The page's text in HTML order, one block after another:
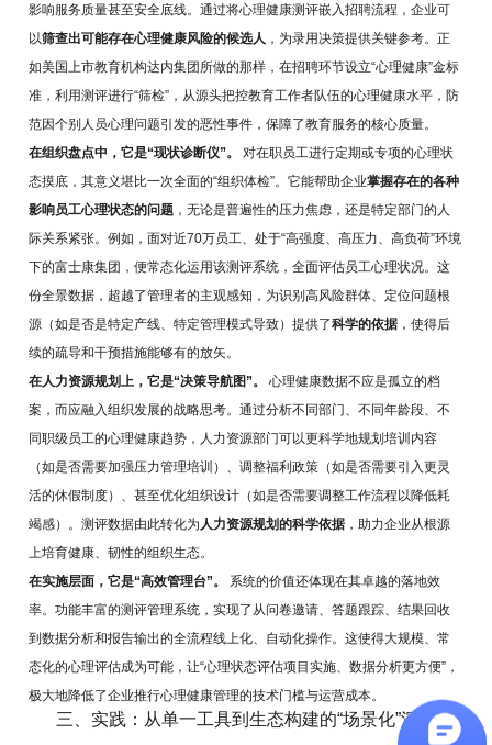
影响服务质量甚至安全底线。通过将心理健康测评嵌入招聘流程，企业可
以筛查出可能存在心理健康风险的候选人 ，为录用决策提供关键参考。正
如美国上市教育机构达内集团所做的那样，在招聘环节设立“心理健康”金标
准，利用测评进行“筛检”，从源头把控教育工作者队伍的心理健康水平，防
范因个别人员心理问题引发的恶性事件，保障了教育服务的核心质量。
在组织盘点中，它是“现状诊断仪”。
对在职员工进行定期或专项的心理状
态摸底，其意义堪比一次全面的“组织体检”。它能帮助企业掌握存在的各种
影响员工心理状态的问题 ，无论是普遍性的压力焦虑，还是特定部门的人
际关系紧张。例如，面对近70万员工、处于“高强度、高压力、高负荷”环境
下的富士康集团，便常态化运用该测评系统，全面评估员工心理状况。这
份全景数据，超越了管理者的主观感知，为识别高风险群体、定位问题根
源（如是否是特定产线、特定管理模式导致）提供了科学的依据 ，使得后
续的疏导和干预措施能够有的放矢。
在人力资源规划上，它是“决策导航图”。
心理健康数据不应是孤立的档
案，而应融入组织发展的战略思考。通过分析不同部门、不同年龄段、不
同职级员工的心理健康趋势，人力资源部门可以更科学地规划培训内容
（如是否需要加强压力管理培训）、调整福利政策（如是否需要引入更灵
活的休假制度）、甚至优化组织设计（如是否需要调整工作流程以降低耗
竭感）。测评数据由此转化为 人力资源规划的科学依据 ，助力企业从根源
上培育健康、韧性的组织生态。
在实施层面，它是“高效管理台”。
系统的价值还体现在其卓越的落地效
率。功能丰富的测评管理系统，实现了从问卷邀请、答题跟踪、结果回收
到数据分析和报告输出的全流程线上化、自动化操作。这使得大规模、常
态化的心理评估成为可能，让“心理状态评估项目实施、数据分析更方便”，
极大地降低了企业推行心理健康管理的技术门槛与运营成本。
三、实践：从单一工具到生态构建的“场景化”深耕